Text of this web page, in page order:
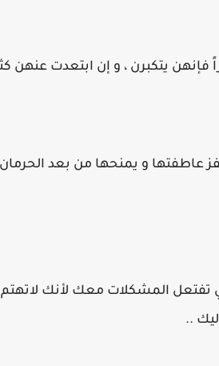
عاطفتها و يمنحها من بعد
تفتعل المشكلات معك لأنك لاتهتم
..